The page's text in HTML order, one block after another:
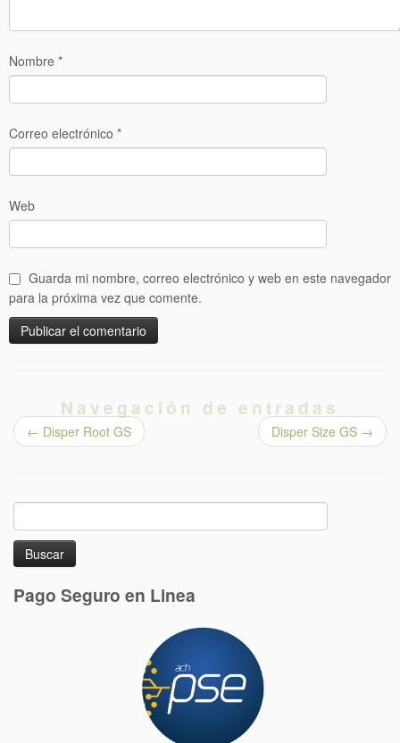
Nombre *
Correo electrónico *
Web
Guarda mi nombre, correo electrónico y web en este navegador
para la próxima vez que comente.
Navegación de entradas
← Disper Root GS Disper Size GS →
Buscar:
Pago Seguro en Linea